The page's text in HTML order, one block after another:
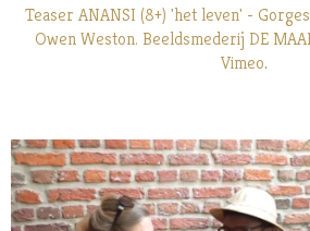
Teaser ANANSI (8+) 'het leven' -
Owen Weston. Beeldsmederij DE
Vimeo.